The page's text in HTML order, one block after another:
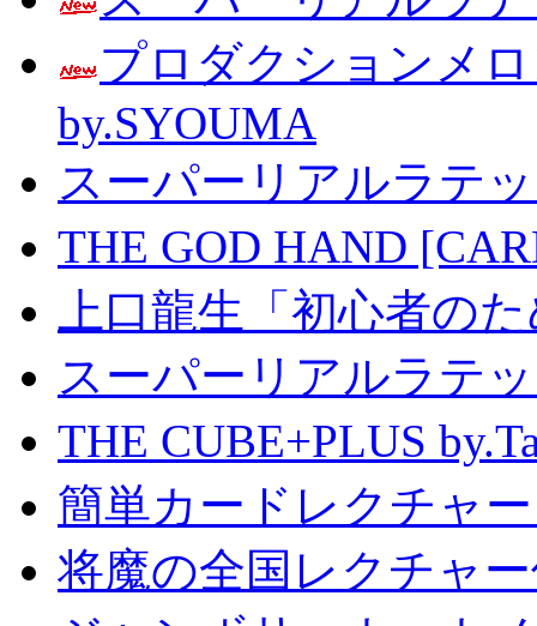
プロダクションメ
by.SYOUMA
スーパーリアルラテ
THE GOD HAND
上口龍生「初心者の
スーパーリアルラテ
THE CUBE+PLUS
簡単カードレクチャ
将魔の全国レクチャ